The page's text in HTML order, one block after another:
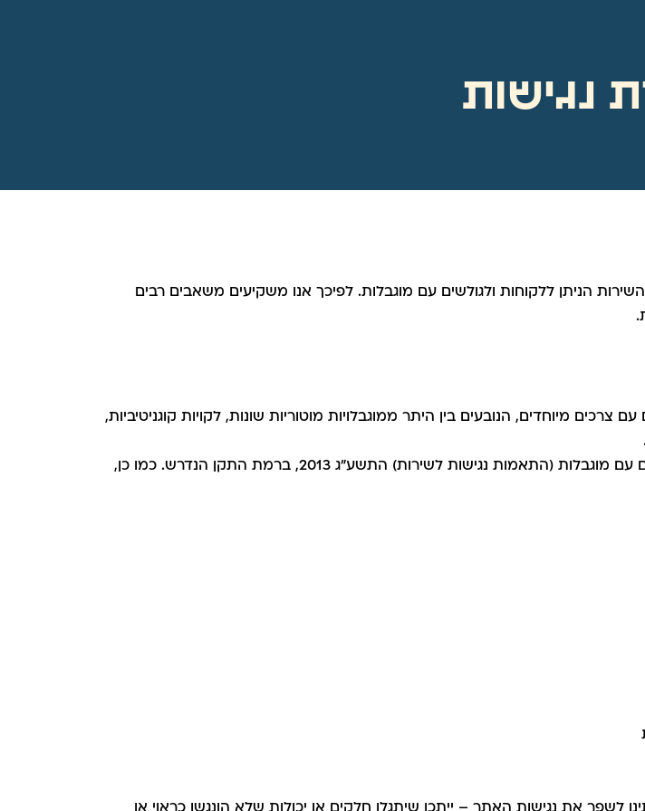
נגישות
הניתן ללקוחות ולגולשים עם מוגבלות. לפיכך אנו משקיעים משאבים רבים
מיוחדים, הנובעים בין היתר ממוגבלויות מוטוריות שונות, לקויות קוגניטיביות,
אנו עושים מאמצים שהאתר שלנו יעמוד בדרישות תקנות שיוויון זכויות לאנשים עם מוגבלות (התאמות נגישות לשירות) התשע"ג 2013, ברמת התקן הנדרש. כמו כן,